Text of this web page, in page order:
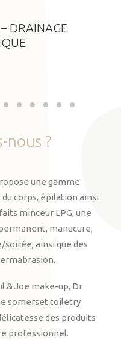
DRAINAGE
nous ?
une gamme
corps, épilation ainsi
minceur LPG, une
manucure,
ainsi que des
& Joe make-up, Dr
somerset toiletry
des produits
professionnel.